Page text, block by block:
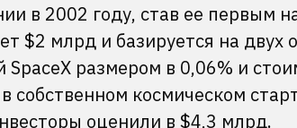
в 2002 году, став ее первым
$2 млрд и базируется на двух
SpaceX размером в 0,06% и
собственном космическом
оценили в $4,3 млрд.